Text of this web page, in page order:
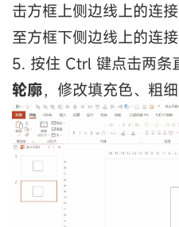
击方框上侧边线上的连
至方框下侧边线上的连
5. 按住 Ctrl 键点击两
轮廓，修改填充色、粗